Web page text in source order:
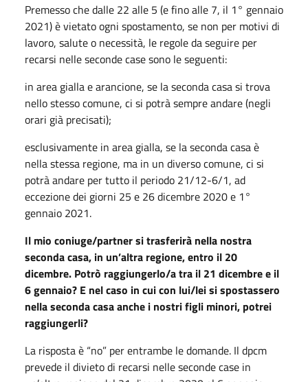
Premesso che dalle 22 alle 5 (e fino alle 7, il 1° gennaio
2021) è vietato ogni spostamento, se non per motivi di
lavoro, salute o necessità, le regole da seguire per
recarsi nelle seconde case sono le seguenti:
in area gialla e arancione, se la seconda casa si trova
nello stesso comune, ci si potrà sempre andare (negli
orari già precisati);
esclusivamente in area gialla, se la seconda casa è
nella stessa regione, ma in un diverso comune, ci si
potrà andare per tutto il periodo 21/12-6/1, ad
eccezione dei giorni 25 e 26 dicembre 2020 e 1°
gennaio 2021.
Il mio coniuge/partner si trasferirà nella nostra
seconda casa, in un’altra regione, entro il 20
dicembre. Potrò raggiungerlo/a tra il 21 dicembre e il
6 gennaio? E nel caso in cui con lui/lei si spostassero
nella seconda casa anche i nostri figli minori, potrei
raggiungerli?
La risposta è “no” per entrambe le domande. Il dpcm
prevede il divieto di recarsi nelle seconde case in